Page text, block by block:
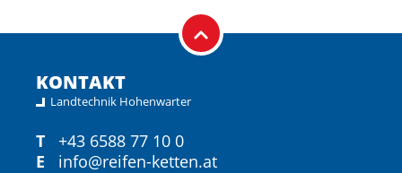
KONTAKT
Landtechnik Hohenwarter
T
+43 6588 77 10 0
E
info@reifen-ketten.at